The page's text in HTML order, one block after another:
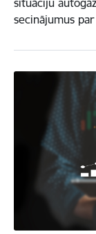
situāciju
secinājumus